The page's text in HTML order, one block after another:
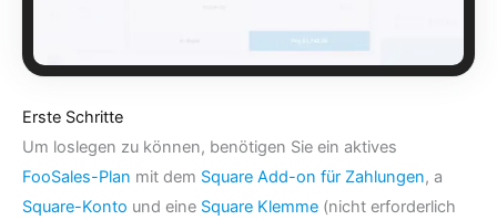
Erste Schritte
Um loslegen zu können, benötigen Sie ein aktives
FooSales-Plan mit dem Square Add-on für Zahlungen, a
Square-Konto und eine Square Klemme (nicht erforderlich